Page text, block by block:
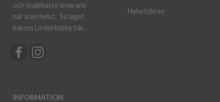
och snabbaste leverans
när som helst. Se laget
bakom LindeHobby här..
INFORMATION
Nyhetsbrev